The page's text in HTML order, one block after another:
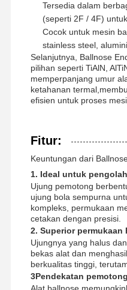
Rumah Produk
Kontrol
Kualitas
Hubungi
Kami
Tersedia dalam
(seperti 2F / 4F)
Cocok untuk mesin
stainless steel,
Selanjutnya, Ballnose
pilihan seperti TiAlN,
memperpanjang umur
ketahanan
efisien untuk proses
Fitur:
Keuntungan dari
1. Ideal untuk
Ujung pemotong
ujung bola sempurna
kompleks, permukaan
cetakan dengan presisi.
2. Superior permukaan
Ujungnya yang halus
bekas alat dan
berkualitas tinggi,
3Pendekatan